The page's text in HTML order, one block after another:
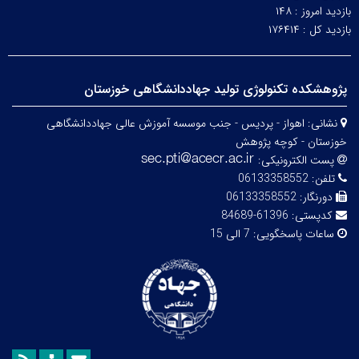
بازدید امروز : ۱۴۸
بازدید کل : ۱۷۶۴۱۴
پژوهشکده تکنولوژی تولید جهاددانشگاهی خوزستان
نشانی: اهواز - پردیس - جنب موسسه آموزش عالی جهاددانشگاهی
خوزستان - کوچه پژوهش
پست الکترونیکی:
تلفن: 06133358552
دورنگار: 06133358552
کدپستی: 61396-84689
ساعات پاسخگویی: 7 الی 15